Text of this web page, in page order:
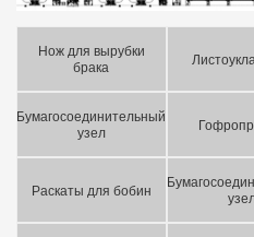
Нож для вырубки
брака
Бумагосоединительный
узел
Раскаты для бобин